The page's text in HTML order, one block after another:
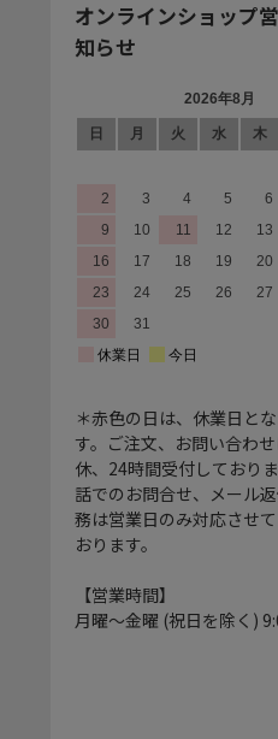
オンラインショップ
知らせ
＊赤色の日は、休業日と
す。ご注文、お問い合わ
休、24時間受付しており
話でのお問合せ、メール
務は営業日のみ対応させ
おります。
【営業時間】
月曜～金曜 (祝日を除く)